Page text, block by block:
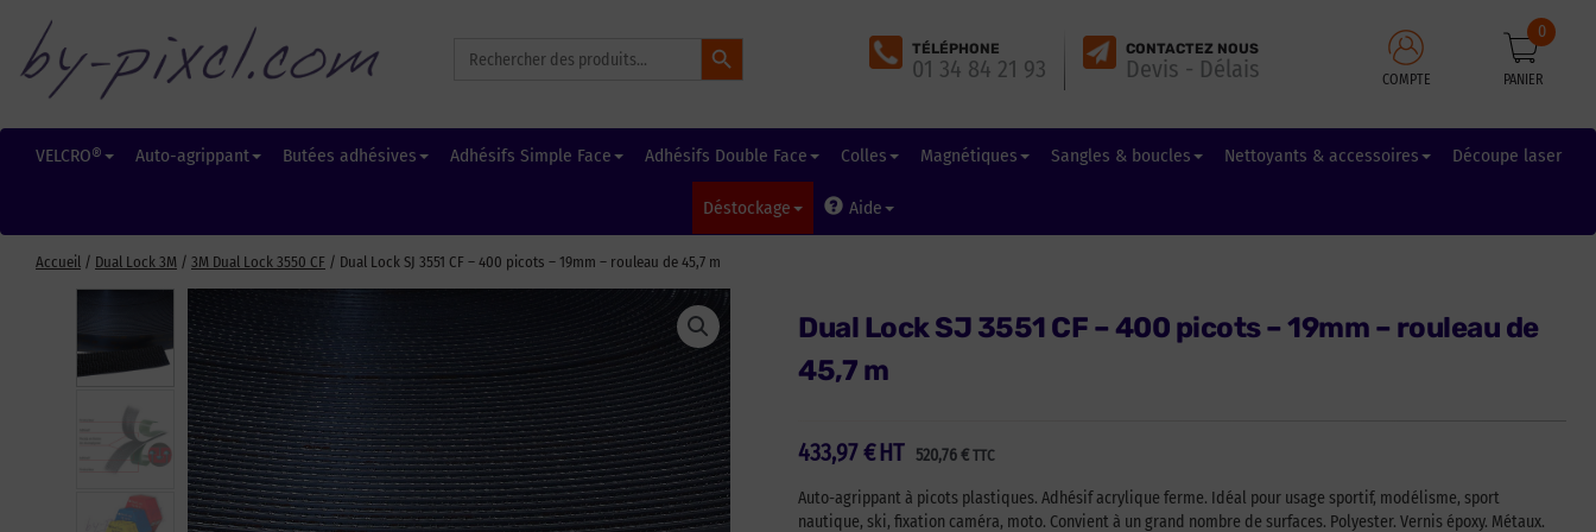
for:
Search Button
TÉLÉPHONE
01 34 84 21 93
CONTACTEZ NOUS
Devis - Délais COMPTE PANIER
0
VELCRO® Auto-agrippant Butées adhésives Adhésifs Simple Face Adhésifs Double Face Colles Magnétiques Sangles & boucles Nettoyants & accessoires Découpe laser
Déstockage Aide
Accueil / Dual Lock 3M / 3M Dual Lock 3550 CF / Dual Lock SJ 3551 CF – 400 picots – 19mm – rouleau de 45,7 m
Dual Lock SJ 3551 CF – 400 picots – 19mm – rouleau de
45,7 m
433,97€ 520,76€ TTC
HT
Auto-agrippant à picots plastiques. Adhésif acrylique ferme. Idéal pour usage sportif, modélisme, sport
nautique, ski, fixation caméra, moto. Convient à un grand nombre de surfaces. Polyester. Vernis époxy. Métaux.